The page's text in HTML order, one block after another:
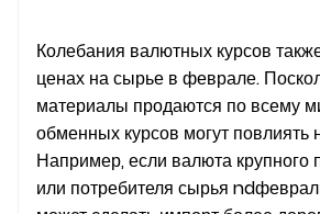
Колебания валютных курсов
ценах на сырье в феврале.
материалы продаются по всему
обменных курсов могут повлиять
Например, если валюта крупного
или потребителя сырья